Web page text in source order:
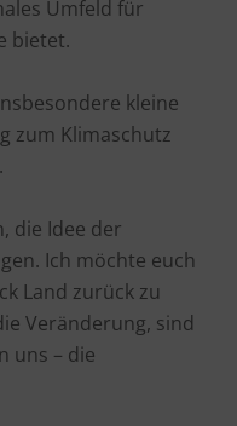
Umfeld für
bietet.
kleine
zum Klimaschutz
die Idee der
Ich möchte euch
Land zurück zu
Veränderung, sind
uns – die